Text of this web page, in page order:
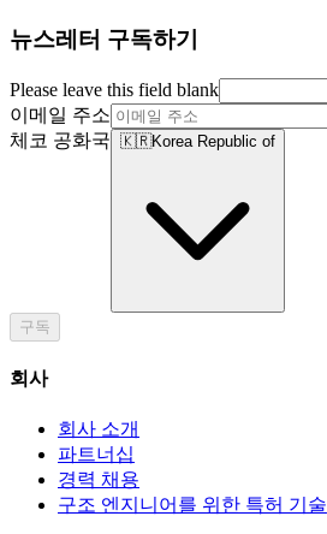
뉴스레터 구독하기
Please leave this field blank
이메일 주소
체코 공화국 🇰🇷Korea Republic of
구독
회사
회사 소개
파트너십
경력 채용
구조 엔지니어를 위한 특허 기술